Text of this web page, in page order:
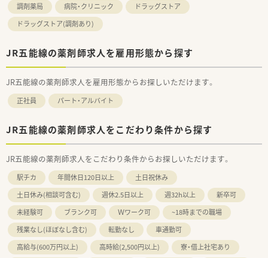
調剤薬局 病院・クリニック
ドラッグストア
ドラッグストア(調剤あり)
JR五能線の薬剤師求人を雇用形態から探す
JR五能線の薬剤師求人を雇用形態からお探しいただけます。
正社員 パート・アルバイト
JR五能線の薬剤師求人をこだわり条件から探す
JR五能線の薬剤師求人をこだわり条件からお探しいただけます。
駅チカ 年間休日120日以上
土日祝休み
土日休み(相談可含む)
週休2.5日以上 週32h以上
新卒可
未経験可
ブランク可 Ｗワーク可
~18時までの職場
残業なし(ほぼなし含む)
転勤なし
車通勤可
高給与(600万円以上)
高時給(2,500円以上)
寮・借上社宅あり